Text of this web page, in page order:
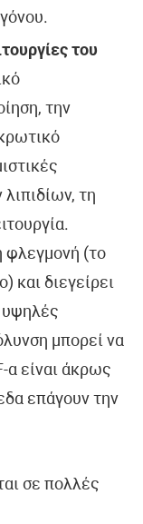
του
την
τη
φλεγμονή (το
και διεγείρει
υψηλές
μπορεί να
α είναι άκρως
επάγουν την
σε πολλές